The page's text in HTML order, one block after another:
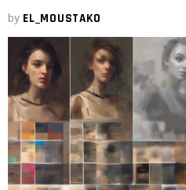
by EL_MOUSTAKO